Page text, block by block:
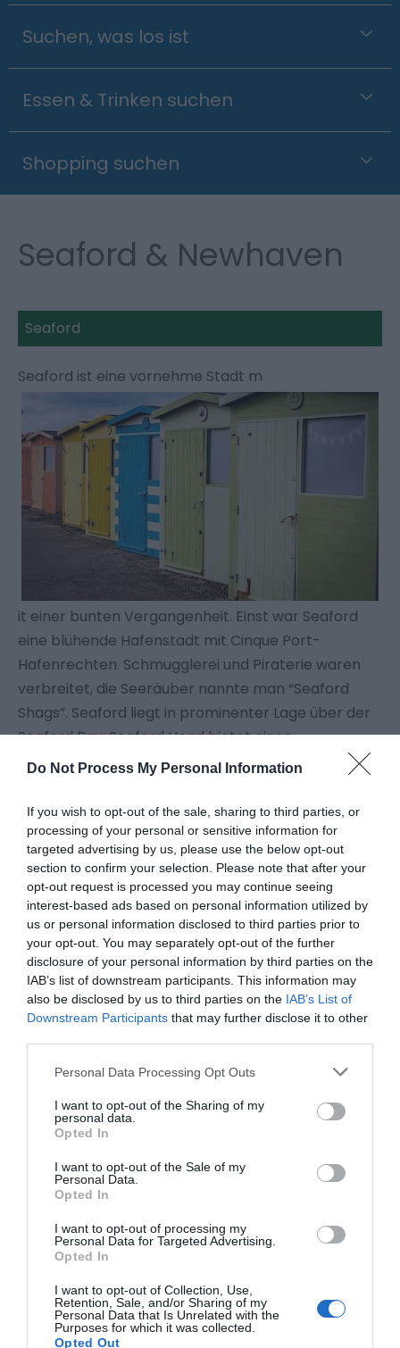
Do Not Process My Personal Information
If you wish to opt-out of the sale, sharing to third parties, or
processing of your personal or sensitive information for
targeted advertising by us, please use the below opt-out
section to confirm your selection. Please note that after your
opt-out request is processed you may continue seeing
interest-based ads based on personal information utilized by
us or personal information disclosed to third parties prior to
your opt-out. You may separately opt-out of the further
disclosure of your personal information by third parties on the
IAB’s list of downstream participants. This information may
also be disclosed by us to third parties on the IAB’s List of
Downstream Participants that may further disclose it to other
Personal Data Processing Opt Outs
I want to opt-out of the Sharing of my
personal data.
Opted In
I want to opt-out of the Sale of my
Personal Data.
Opted In
I want to opt-out of processing my
Personal Data for Targeted Advertising.
Opted In
I want to opt-out of Collection, Use,
Retention, Sale, and/or Sharing of my
Personal Data that Is Unrelated with the
Purposes for which it was collected.
Opted Out
Suchen, was los ist
Essen & Trinken suchen
Shopping suchen
Seaford & Newhaven
Seaford
Seaford ist eine vornehme Stadt m
it einer bunten Vergangenheit. Einst war Seaford
eine blühende Hafenstadt mit Cinque Port-
Hafenrechten. Schmugglerei und Piraterie waren
verbreitet, die Seeräuber nannte man “Seaford
Shags”. Seaford liegt in prominenter Lage über der
Seaford Bay; Seaford Head bietet einen
spektakulären Blick auf die nahe gelegenen Seven
Nur ein kurzes Stück entfernt von Bahnhof liegt
Seaford Beach: Ein schöner, unverfälschter Ort zum
Verweilen, ausgestattet mit bunten Strandhütten
und in der Nähe hübscher Cafés und Geschäfte.
Newhaven
auf sanfte Hügel trifft.